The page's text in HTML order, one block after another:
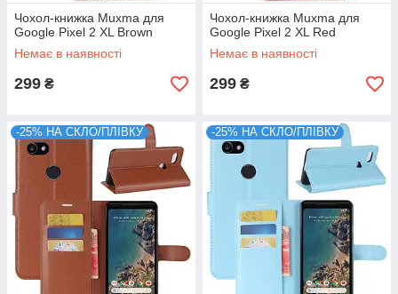
Чохол-книжка Muxma для
Google Pixel 2 XL Brown
Немає в наявності
299 ₴
Чохол-книжка Muxma для
Google Pixel 2 XL Red
Немає в наявності
299 ₴
-25% НА СКЛО/ПЛІВКУ -25% НА СКЛО/ПЛІВКУ